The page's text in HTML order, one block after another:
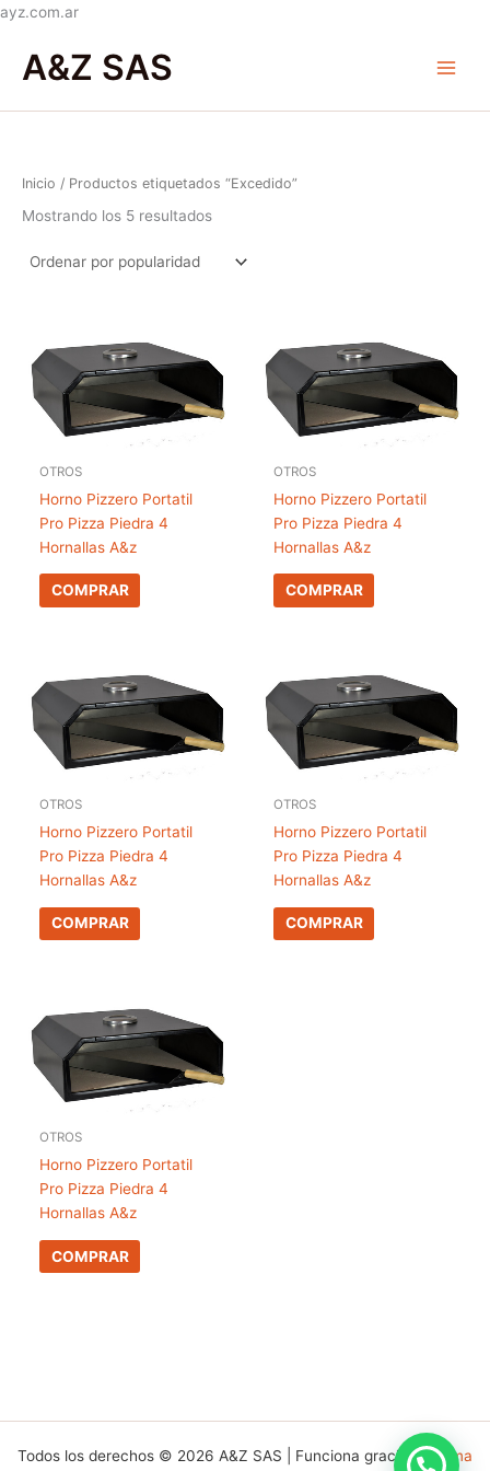
ayz.com.arIr
contenido
A&Z SAS
Menu
Inicio / Productos etiquetados “Excedido”
Mostrando los 5 resultados
OTROS
Horno Pizzero Portatil
Pro Pizza Piedra 4
Hornallas A&z
COMPRAR
OTROS
Horno Pizzero Portatil
Pro Pizza Piedra 4
Hornallas A&z
COMPRAR
OTROS
Horno Pizzero Portatil
Pro Pizza Piedra 4
Hornallas A&z
COMPRAR
OTROS
Horno Pizzero Portatil
Pro Pizza Piedra 4
Hornallas A&z
COMPRAR
OTROS
Horno Pizzero Portatil
Pro Pizza Piedra 4
Hornallas A&z
COMPRAR
Todos los derechos © 2026 A&Z SAS | Funciona gracias aTema